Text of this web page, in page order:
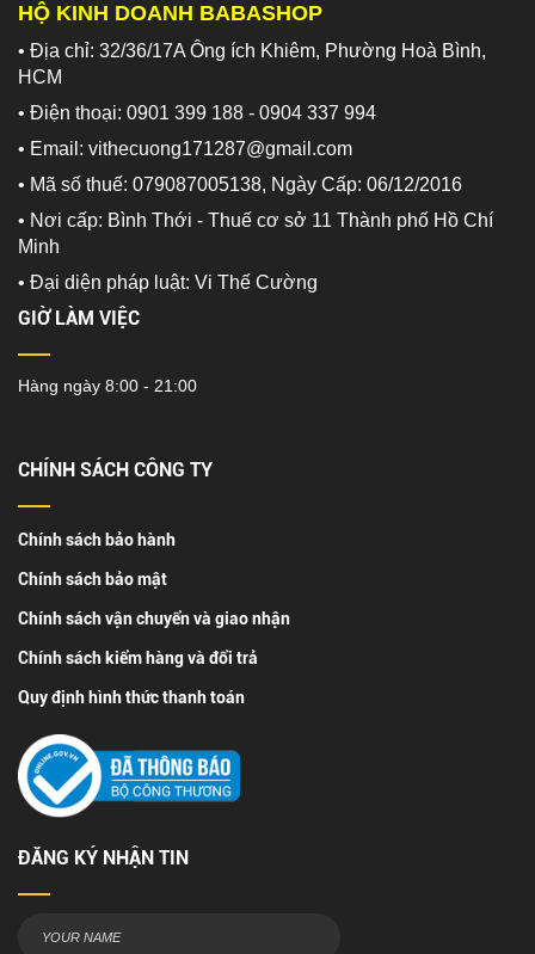
HỘ KINH DOANH BABASHOP
• Địa chỉ: 32/36/17A Ông ích Khiêm, Phường Hoà Bình,
HCM
• Điện thoại: 0901 399 188 - 0904 337 994
• Email: vithecuong171287@gmail.com
• Mã số thuế: 079087005138, Ngày Cấp: 06/12/2016
• Nơi cấp: Bình Thới - Thuế cơ sở 11 Thành phố Hồ Chí
Minh
• Đại diện pháp luật: Vi Thế Cường
GIỜ LÀM VIỆC
Hàng ngày 8:00 - 21:00
CHÍNH SÁCH CÔNG TY
Chính sách bảo hành
Chính sách bảo mật
Chính sách vận chuyển và giao nhận
Chính sách kiểm hàng và đổi trả
Quy định hình thức thanh toán
ĐĂNG KÝ NHẬN TIN